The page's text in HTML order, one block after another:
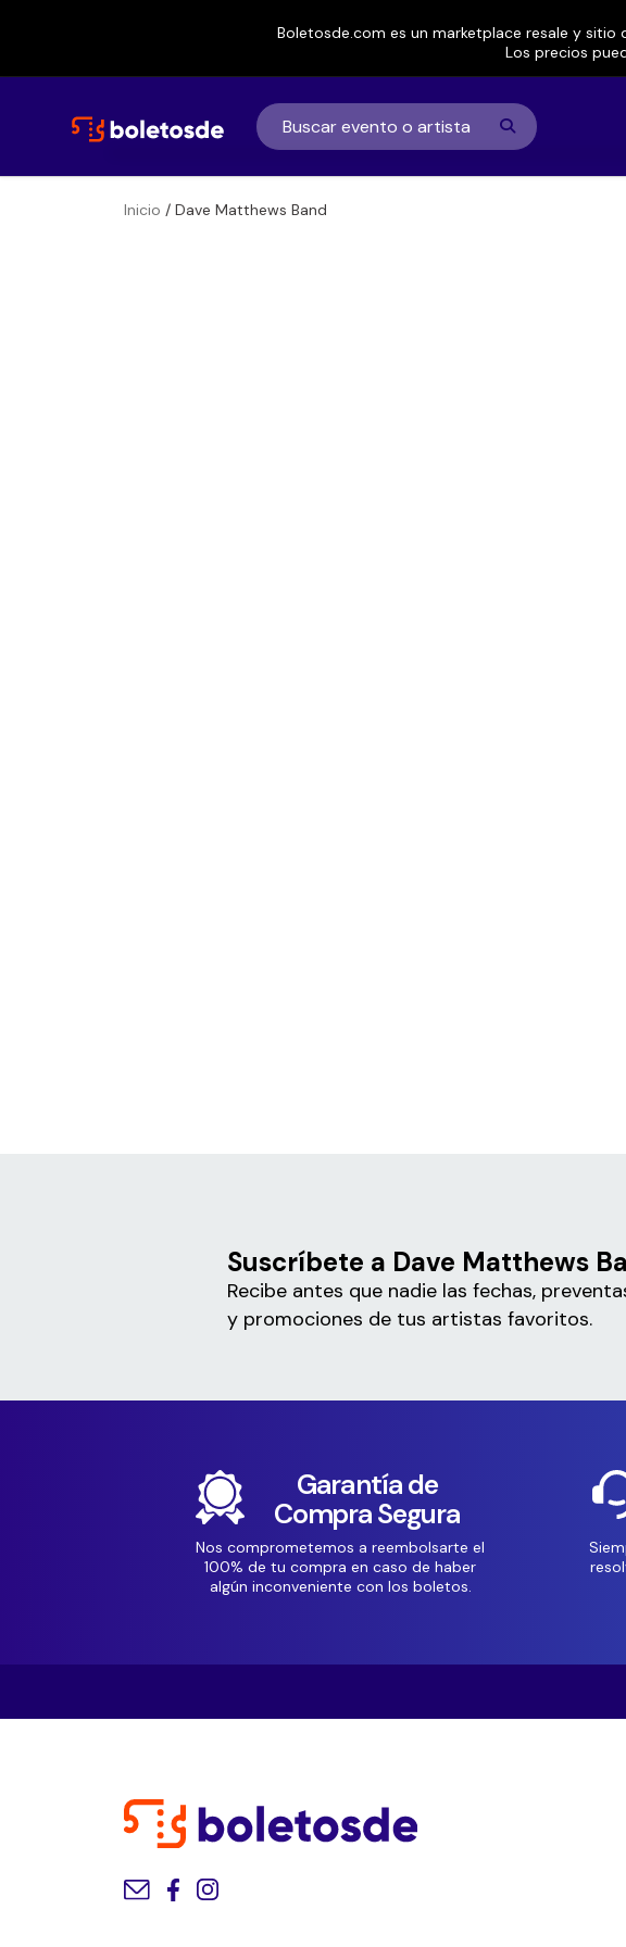
Boletosde.com es un marketplace resale y
Los precios
Inicio / Dave Matthews Band
Suscríbete a Dave Matthews
Recibe antes que nadie las fechas,
y promociones de tus artistas favoritos.
Garantía de
Compra Segura
Nos comprometemos a reembolsarte el
100% de tu compra en caso de haber
algún inconveniente con los boletos.